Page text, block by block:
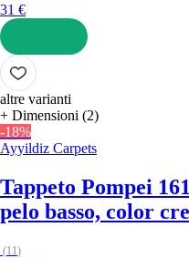
31 €
AGGIUNGI
altre varianti
+ Dimensioni (2)
-18%
Ayyildiz Carpets
Tappeto Pompei
pelo basso, color
(11)